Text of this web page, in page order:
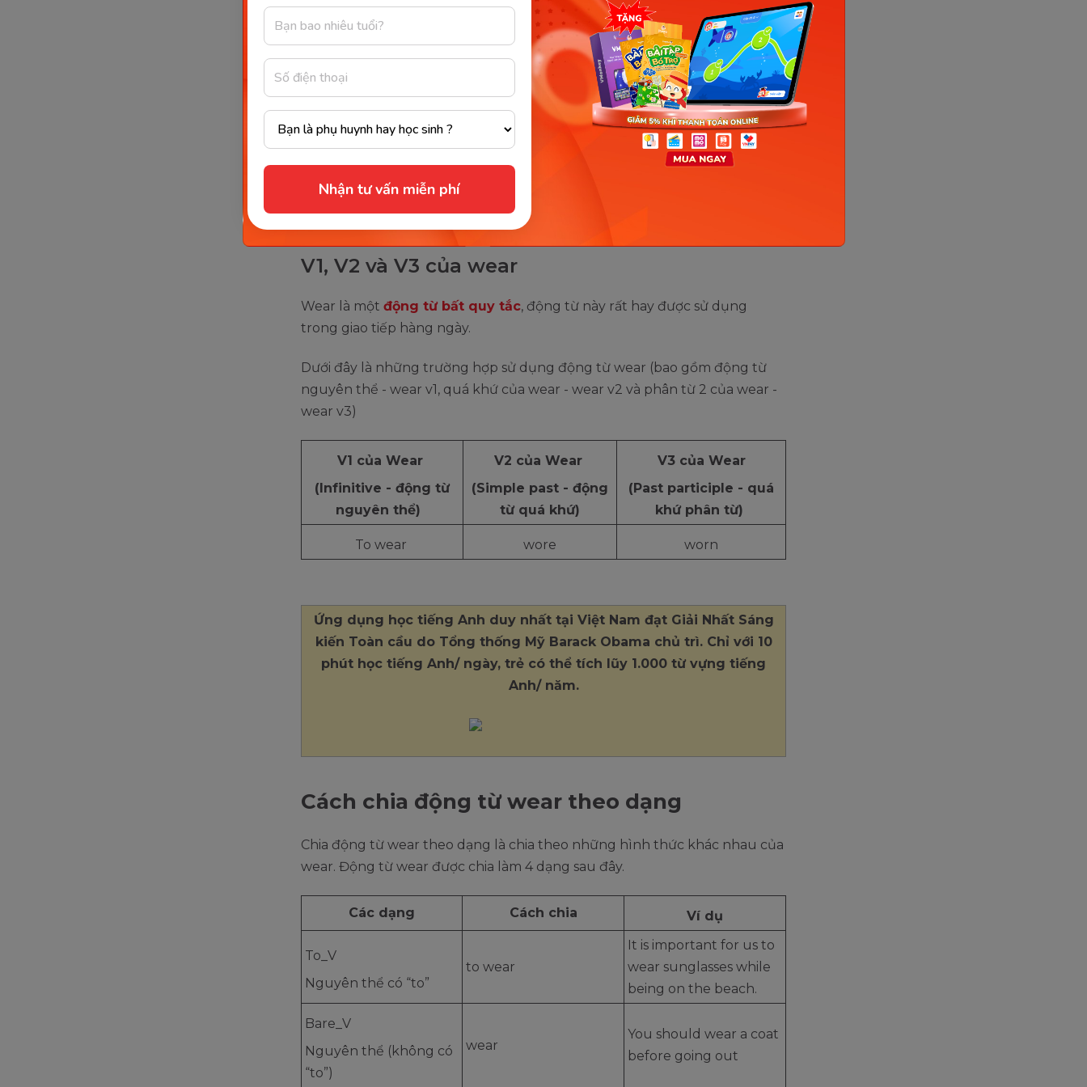
Nhận tư vấn miễn phí
Wear off: Làm mòn dần
Wear away: Làm mòn dần, làm mất dần
Cách phát âm wear (US/ UK)
Phân biệt phiên âm của wear đối với tiếng Anh Anh (UK) và Anh Mỹ (US)
Phát âm US /wer/
V1, V2 và V3 của wear
Wear là một động từ bất quy tắc, động từ này rất hay được sử dụng
trong giao tiếp hàng ngày.
Dưới đây là những trường hợp sử dụng động từ wear (bao gồm động từ
nguyên thể - wear v1, quá khứ của wear - wear v2 và phân từ 2 của wear -
wear v3)
V1 của Wear
(Infinitive - động từ
nguyên thể)
V2 của Wear
(Simple past - động
từ quá khứ)
V3 của Wear
(Past participle - quá
khứ phân từ)
To wear wore worn
Ứng dụng học tiếng Anh duy nhất tại Việt Nam đạt Giải Nhất Sáng
kiến Toàn cầu do Tổng thống Mỹ Barack Obama chủ trì. Chỉ với 10
phút học tiếng Anh/ ngày, trẻ có thể tích lũy 1.000 từ vựng tiếng
Anh/ năm.
Cách chia động từ wear theo dạng
Chia động từ wear theo dạng là chia theo những hình thức khác nhau của
wear. Động từ wear được chia làm 4 dạng sau đây.
Các dạng Cách chia Ví dụ
To_V
Nguyên thể có “to”
to wear
It is important for us to
wear sunglasses while
being on the beach.
Bare_V
Nguyên thể (không có
“to”)
wear
You should wear a coat
before going out